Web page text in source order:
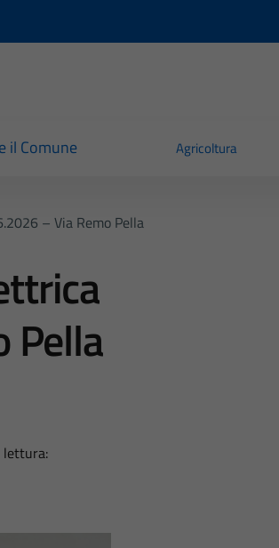
il Comune Agricoltura
– Via Remo Pella
Pella
lettura: